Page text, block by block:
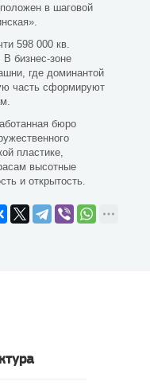
в шаговой
598 000 кв.
бизнес-зоне
где доминантой
часть сформируют
бюро
пластике,
высотные
и открытость.